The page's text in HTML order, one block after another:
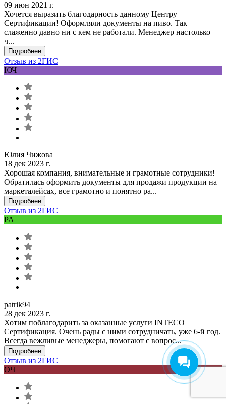
09 июн 2021 г.
Хочется выразить благодарность данному Центру
Сертификации! Оформляли документы на пиво. Так
слаженно давно ни с кем не работали. Менеджер настолько
ч...
Подробнее
Отзыв из 2ГИС
ЮЧ
Юлия Чижова
18 дек 2023 г.
Хорошая компания, внимательные и грамотные сотрудники!
Обратилась оформить документы для продажи продукции на
маркеталейсах, все грамотно и понятно ра...
Подробнее
Отзыв из 2ГИС
PA
patrik94
28 дек 2023 г.
Хотим поблагодарить за оказанные услуги INTECO
Сертификация. Очень рады с ними сотрудничать, уже 6-й год.
Всегда вежливые менеджеры, помогают с вопрос...
Подробнее
Отзыв из 2ГИС
ОЧ